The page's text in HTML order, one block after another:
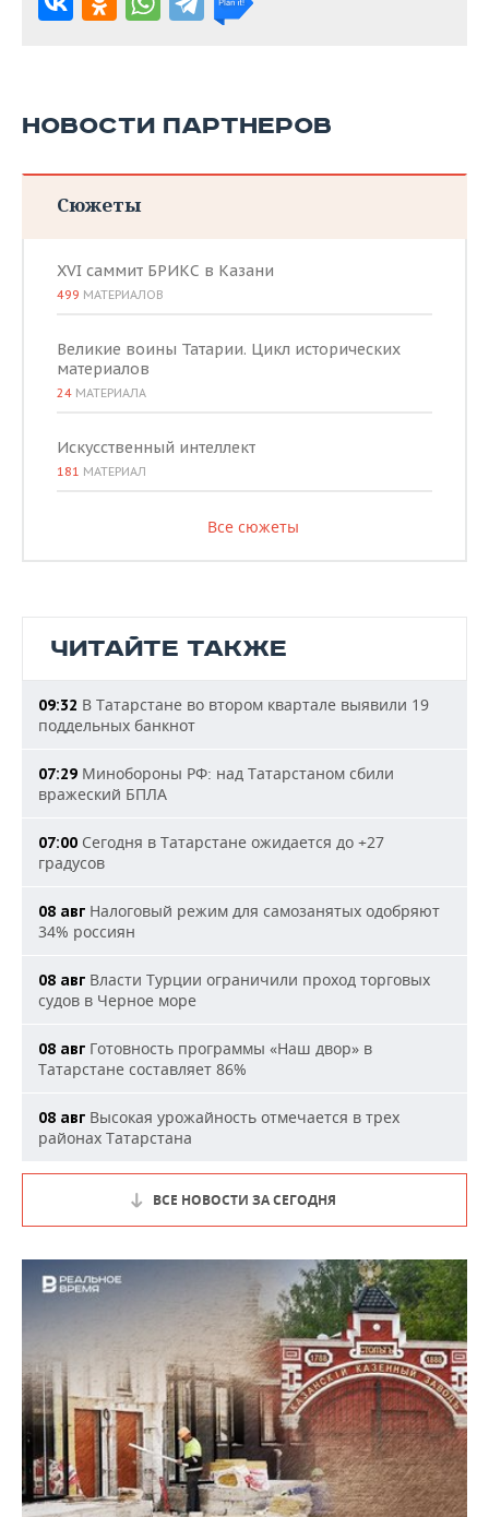
НОВОСТИ ПАРТНЕРОВ
Сюжеты
XVI саммит БРИКС в Казани
499 МАТЕРИАЛОВ
Великие воины Татарии. Цикл исторических
материалов
24 МАТЕРИАЛА
Искусственный интеллект
181 МАТЕРИАЛ
Все сюжеты
ЧИТАЙТЕ ТАКЖЕ
09:32 В Татарстане во втором квартале выявили 19
поддельных банкнот
07:29 Минобороны РФ: над Татарстаном сбили
вражеский БПЛА
07:00 Сегодня в Татарстане ожидается до +27
градусов
08 авг Налоговый режим для самозанятых одобряют
34% россиян
08 авг Власти Турции ограничили проход торговых
судов в Черное море
08 авг Готовность программы «Наш двор» в
Татарстане составляет 86%
08 авг Высокая урожайность отмечается в трех
районах Татарстана
ВСЕ НОВОСТИ ЗА СЕГОДНЯ